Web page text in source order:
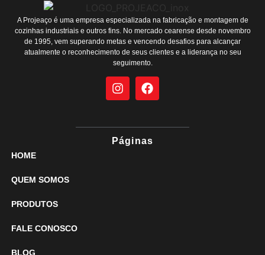
A Projeaço é uma empresa especializada na fabricação e montagem de
cozinhas industriais e outros fins. No mercado cearense desde novembro
de 1995, vem superando metas e vencendo desafios para alcançar
atualmente o reconhecimento de seus clientes e a liderança no seu
seguimento.
Páginas
HOME
QUEM SOMOS
PRODUTOS
FALE CONOSCO
BLOG